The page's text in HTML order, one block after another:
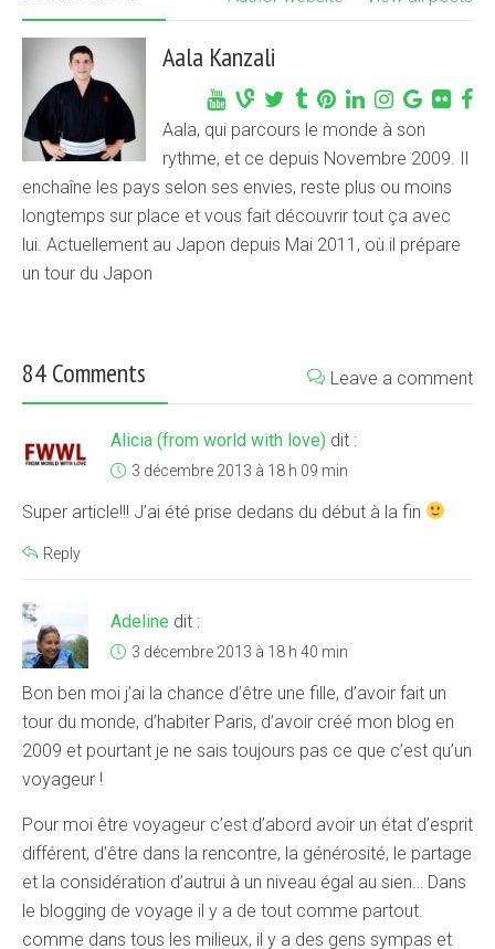
Aala Kanzali
Aala, qui parcours le monde à son
rythme, et ce depuis Novembre 2009. Il
enchaîne les pays selon ses envies, reste plus ou moins
longtemps sur place et vous fait découvrir tout ça avec
lui. Actuellement au Japon depuis Mai 2011, où il prépare
un tour du Japon
84 Comments Leave a comment
Alicia (from world with love) dit :
3 décembre 2013 à 18 h 09 min
Super article!!! J’ai été prise dedans du début à la fin
Reply
Adeline dit :
3 décembre 2013 à 18 h 40 min
Bon ben moi j’ai la chance d’être une fille, d’avoir fait un
tour du monde, d’habiter Paris, d’avoir créé mon blog en
2009 et pourtant je ne sais toujours pas ce que c’est qu’un
voyageur !
Pour moi être voyageur c’est d’abord avoir un état d’esprit
différent, d’être dans la rencontre, la générosité, le partage
et la considération d’autrui à un niveau égal au sien… Dans
le blogging de voyage il y a de tout comme partout.
comme dans tous les milieux, il y a des gens sympas et